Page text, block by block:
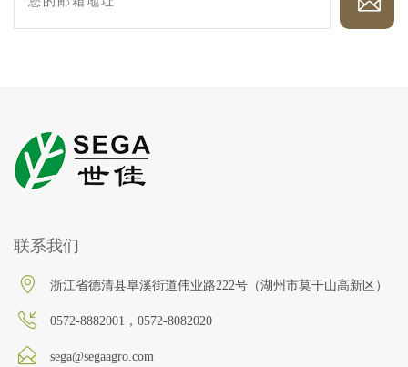
联系我们
浙江省德清县阜溪街道伟业路222号（湖州市莫干山高新区）
0572-8882001，0572-8082020
sega@segaagro.com